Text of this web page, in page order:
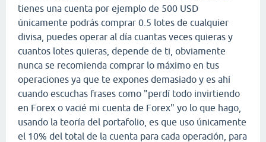
tienes una cuenta por ejemplo de 500 USD
únicamente podrás comprar 0.5 lotes de cualquier
divisa, puedes operar al día cuantas veces quieras y
cuantos lotes quieras, depende de ti, obviamente
nunca se recomienda comprar lo máximo en tus
operaciones ya que te expones demasiado y es ahí
cuando escuchas frases como "perdí todo invirtiendo
en Forex o vacié mi cuenta de Forex" yo lo que hago,
usando la teoría del portafolio, es que uso únicamente
el 10% del total de la cuenta para cada operación, para